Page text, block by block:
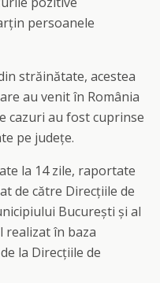
persoanele
străinătate, acestea
au venit în România
cazuri au fost cuprinse
pe județe.
la 14 zile, raportate
de către Direcțiile de
București și al
realizat în baza
la Direcțiile de